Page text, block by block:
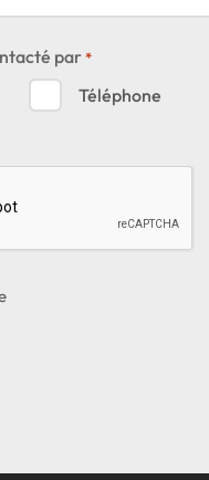
par *
Téléphone